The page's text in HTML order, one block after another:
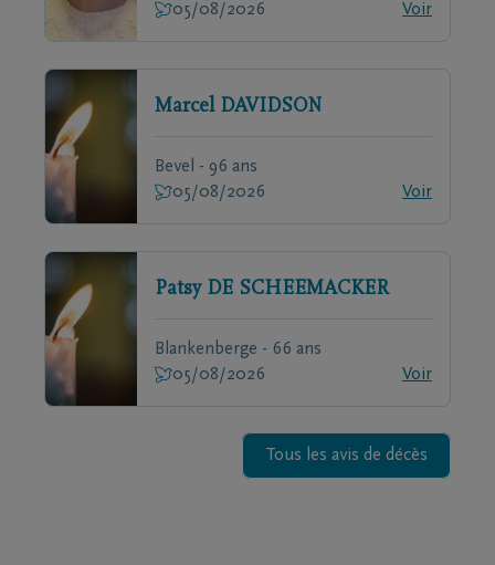
05/08/2026
Voir
Marcel DAVIDSON
Bevel - 96 ans
05/08/2026
Voir
Patsy DE SCHEEMACKER
Blankenberge - 66 ans
05/08/2026
Voir
Tous les avis de décès